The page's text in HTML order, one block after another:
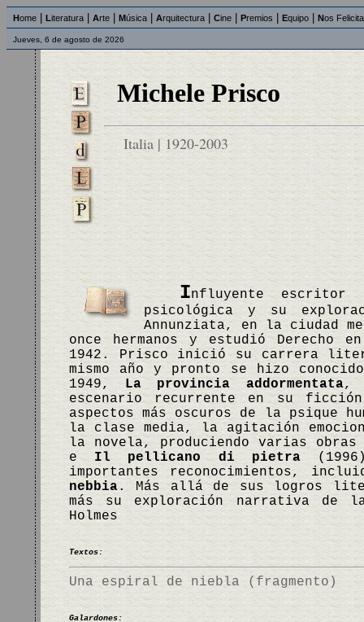
Home Literatura Arte Música Arquitectura Cine Premios Equipo Nos
Jueves, 6 de agosto de 2026
Michele Prisco
Italia | 1920-2003
Influyente escritor
psicológica y su
Annunziata, en la ciudad
once hermanos y estudió Derecho
1942. Prisco inició su carrera
mismo año y pronto se hizo
1949,La provincia addormentata,
escenario recurrente en su
aspectos más oscuros de la psique
la clase media, la agitación
la novela, produciendo varias
e Il pellicano di pietra
importantes reconocimientos,
nebbia. Más allá de sus logros
más su exploración narrativa de
Holmes
Textos:
Una espiral de niebla (fragmento)
Galardones: